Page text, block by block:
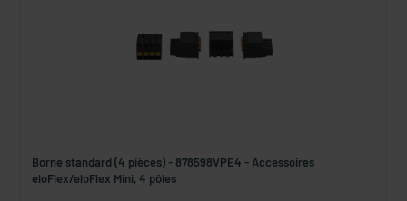
Borne standard (4 pièces) - 878598VPE4 - Accessoires
eloFlex/eloFlex Mini, 4 pôles